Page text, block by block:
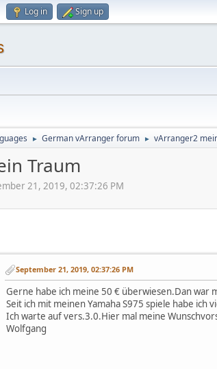
Log in Sign up
► German vArranger forum ► vArranger2
Traum
21, 2019, 02:37:26 PM
September 21, 2019, 02:37:26 PM
Gerne habe ich meine 50 € überwiesen.Dan
Seit ich mit meinen Yamaha S975 spiele habe
Ich warte auf vers.3.0.Hier mal meine
Wolfgang